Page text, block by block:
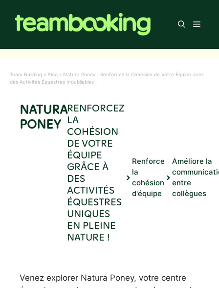
contenu
Menu
Team Building » Blog » Natura Poney : Renforcez la Cohésion de Votre Équipe avec
des Activités Équestres Inoubliables !
NATURA
PONEY
RENFORCEZ
LA
COHÉSION
DE VOTRE
ÉQUIPE
GRÂCE À
DES
ACTIVITÉS
ÉQUESTRES
UNIQUES
EN PLEINE
NATURE !
Renforce
la
cohésion
d'équipe
Améliore la
entre
collègues
Venez explorer Natura Poney, votre centre